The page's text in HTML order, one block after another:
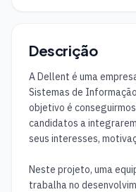
Descrição
A Dellent é uma
Sistemas de
objetivo é
candidatos a
seus interesses,
Neste projeto, uma
trabalha no